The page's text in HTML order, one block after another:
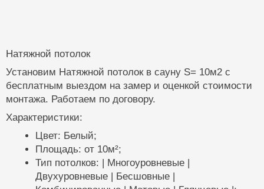
Натяжной потолок
Установим Натяжной потолок в сауну S= 10м2 с
бесплатным выездом на замер и оценкой стоимости
монтажа. Работаем по договору.
Характеристики:
Цвет: Белый;
Площадь: от 10м²;
Тип потолков: | Многоуровневые |
Двухуровневые | Бесшовные |